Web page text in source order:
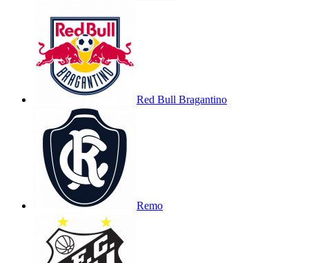
Red Bull Bragantino
Remo